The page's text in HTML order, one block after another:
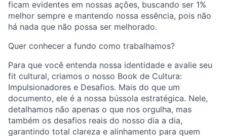
ficam evidentes em nossas ações, buscando ser 1%
melhor sempre e mantendo nossa essência, pois não
há nada que não possa ser melhorado.
Quer conhecer a fundo como trabalhamos?
Para que você entenda nossa identidade e avalie seu
fit cultural, criamos o nosso Book de Cultura:
Impulsionadores e Desafios. Mais do que um
documento, ele é a nossa bússola estratégica. Nele,
detalhamos não apenas o que nos orgulha, mas
também os desafios reais do nosso dia a dia,
garantindo total clareza e alinhamento para quem